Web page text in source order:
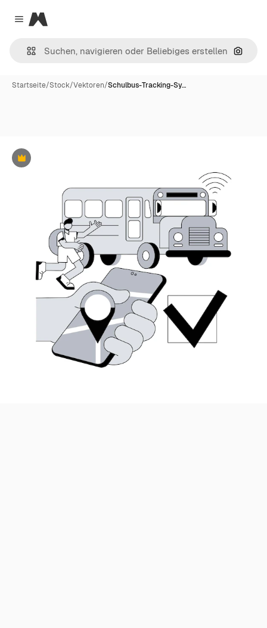
Close menu
Magnific
Nach
Startseite/Stock/Vektoren/Schulbus-Tracking-Sy…
Premium